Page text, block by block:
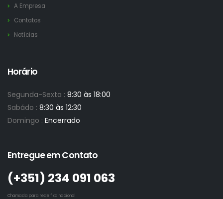
A Empresa
Contatos
Notícias
Horário
Segunda-Sexta : 8:30 às 18:00
Sabádo : 8:30 às 12:30
Domingo : Encerrado
Entregue em Contato
(+351)­ 234 091 063
Chamada para rede fixa nacional